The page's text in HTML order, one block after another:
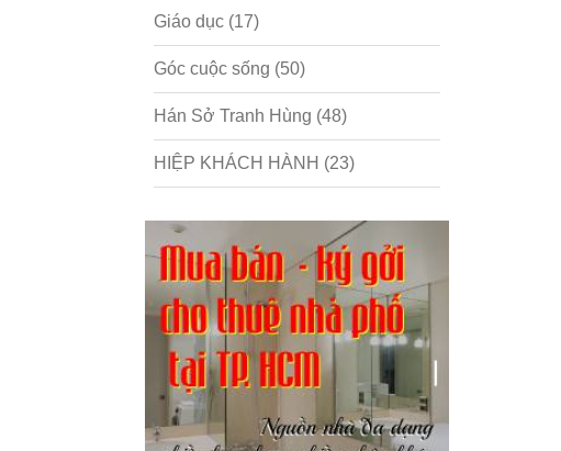
Giáo dục(17)
Góc cuộc sống (50)
Hán Sở Tranh Hùng (48)
HIỆP KHÁCH HÀNH (23)
Kinh tế(1)
Kỹ năng(18)
Liên Thành quyết(13)
LỘC ĐỈNH KÝ (52)
Nước ngoài(5)